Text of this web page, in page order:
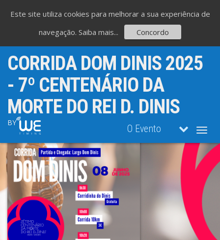
CORRIDA DOM DINIS 2025
- 7º CENTENÁRIO DA
MORTE DO REI D. DINIS
BY O Evento
Este site utiliza cookies para melhorar a sua experiência de
navegação. Saiba mais... Concordo